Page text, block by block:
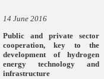
14 June 2016
Public and private sector
cooperation, key to the
development of hydrogen
energy technology and
infrastructure